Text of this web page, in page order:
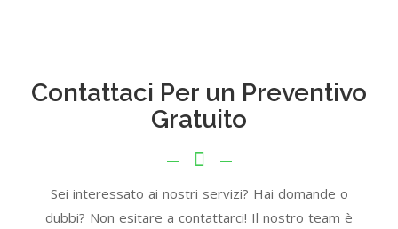
Contattaci Per un Preventivo
Gratuito
Sei interessato ai nostri servizi? Hai domande o
dubbi? Non esitare a contattarci! Il nostro team è